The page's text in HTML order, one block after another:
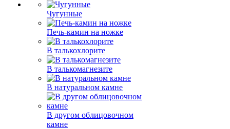
Чугунные
Печь-камин на ножке
В талькохлорите
В талькомагнезите
В натуральном камне
В другом облицовочном
камне